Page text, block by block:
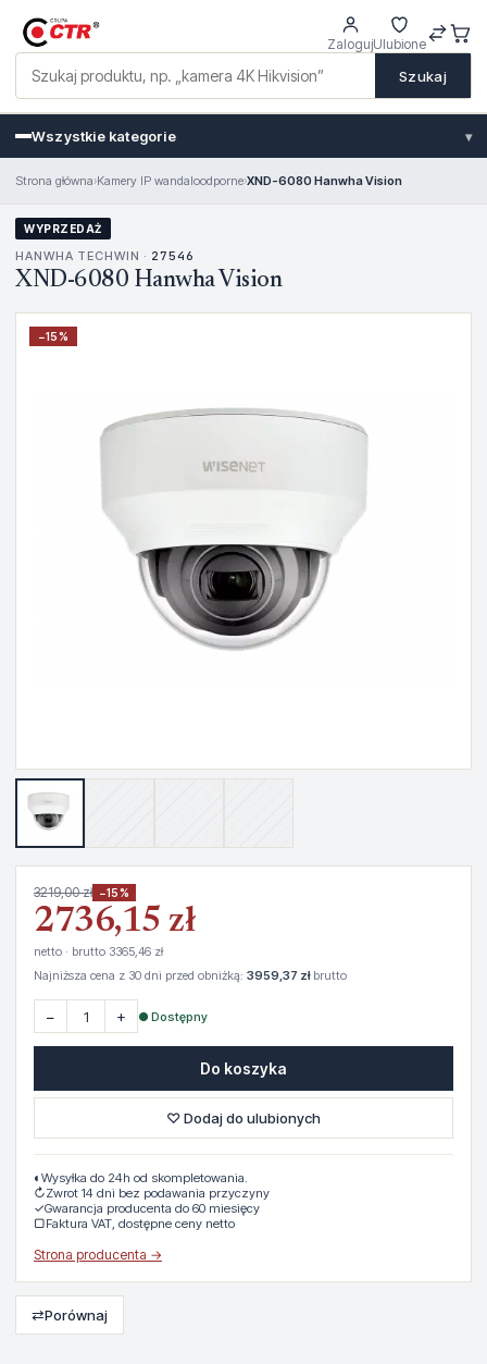
Szukaj
ZalogujUlubione
Wszystkie kategorie ▾
Strona główna›Kamery IP wandaloodporne›XND-6080 Hanwha Vision
WYPRZEDAŻ
HANWHA TECHWIN · 27546
XND-6080 Hanwha Vision
−15%
3219,00 zł −15%
2736,15 zł
netto · brutto 3365,46 zł
Najniższa cena z 30 dni przed obniżką: 3959,37 złbrutto
− + ● Dostępny
Do koszyka
♡ Dodaj do ulubionych
◐ Wysyłka do 24h od skompletowania.
↻Zwrot 14 dni bez podawania przyczyny
✓Gwarancja producenta do 60 miesięcy
▢Faktura VAT, dostępne ceny netto
Strona producenta →
⇄Porównaj